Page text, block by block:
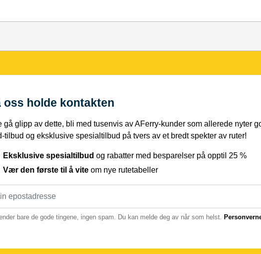
oss holde kontakten
gå glipp av dette, bli med tusenvis av AFerry-kunder som allerede nyter
tilbud og eksklusive spesialtilbud på tvers av et bredt spekter av ruter!
Eksklusive spesialtilbud og rabatter med besparelser på opptil 25 %
Vær den første til å vite om nye rutetabeller
bare de gode tingene, ingen spam. Du kan melde deg av når som helst.